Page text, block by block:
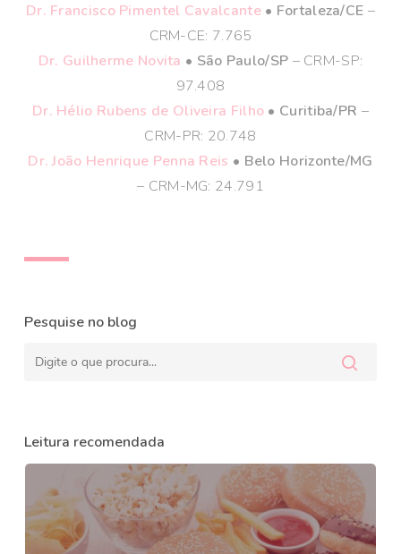
Dr. Francisco Pimentel Cavalcante• Fortaleza/CE –
CRM-CE: 7.765
Dr. Guilherme Novita • São Paulo/SP – CRM-SP:
97.408
Dr. Hélio Rubens de Oliveira Filho • Curitiba/PR –
CRM-PR: 20.748
Dr. João Henrique Penna Reis • Belo Horizonte/MG
– CRM-MG: 24.791
Pesquise no blog
Leitura recomendada